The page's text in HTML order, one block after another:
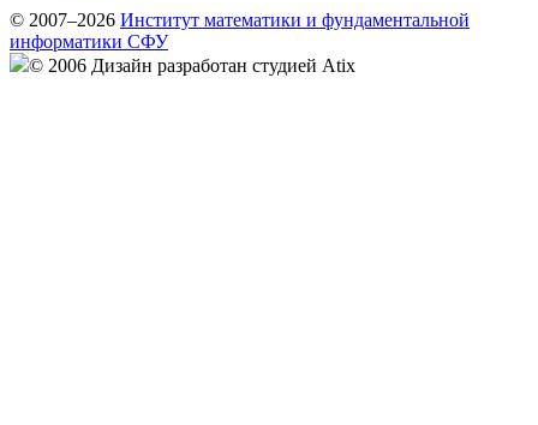
© 2007–2026 Институт математики и фундаментальной
информатики СФУ
© 2006 Дизайн разработан студией Atix